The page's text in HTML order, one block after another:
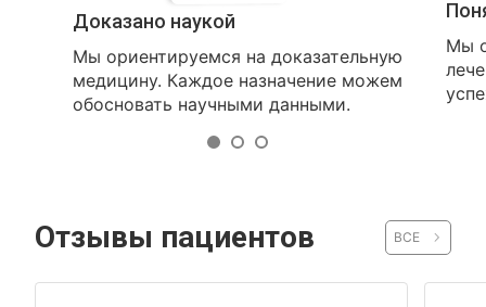
Доказано наукой
Мы ориентируемся на доказательную
медицину. Каждое назначение можем
обосновать научными данными.
Мы
Отзывы пациентов ВСЕ